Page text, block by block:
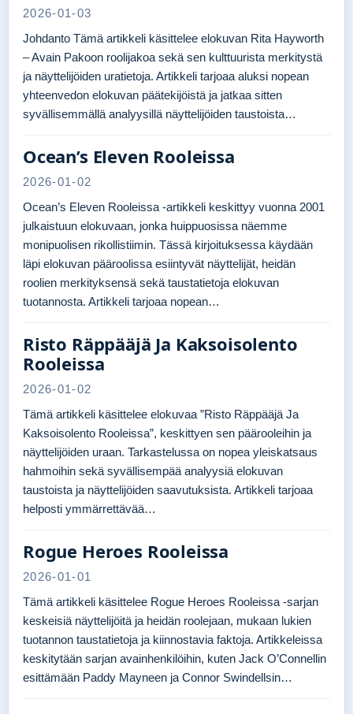
2026-01-03
Johdanto Tämä artikkeli käsittelee elokuvan Rita Hayworth
– Avain Pakoon roolijakoa sekä sen kulttuurista merkitystä
ja näyttelijöiden uratietoja. Artikkeli tarjoaa aluksi nopean
yhteenvedon elokuvan päätekijöistä ja jatkaa sitten
syvällisemmällä analyysillä näyttelijöiden taustoista…
Ocean’s Eleven Rooleissa
2026-01-02
Ocean’s Eleven Rooleissa -artikkeli keskittyy vuonna 2001
julkaistuun elokuvaan, jonka huippuosissa näemme
monipuolisen rikollistiimin. Tässä kirjoituksessa käydään
läpi elokuvan pääroolissa esiintyvät näyttelijät, heidän
roolien merkityksensä sekä taustatietoja elokuvan
tuotannosta. Artikkeli tarjoaa nopean…
Risto Räppääjä Ja Kaksoisolento
Rooleissa
2026-01-02
Tämä artikkeli käsittelee elokuvaa ”Risto Räppääjä Ja
Kaksoisolento Rooleissa”, keskittyen sen päärooleihin ja
näyttelijöiden uraan. Tarkastelussa on nopea yleiskatsaus
hahmoihin sekä syvällisempää analyysiä elokuvan
taustoista ja näyttelijöiden saavutuksista. Artikkeli tarjoaa
helposti ymmärrettävää…
Rogue Heroes Rooleissa
2026-01-01
Tämä artikkeli käsittelee Rogue Heroes Rooleissa -sarjan
keskeisiä näyttelijöitä ja heidän roolejaan, mukaan lukien
tuotannon taustatietoja ja kiinnostavia faktoja. Artikkeleissa
keskitytään sarjan avainhenkilöihin, kuten Jack O’Connellin
esittämään Paddy Mayneen ja Connor Swindellsin…